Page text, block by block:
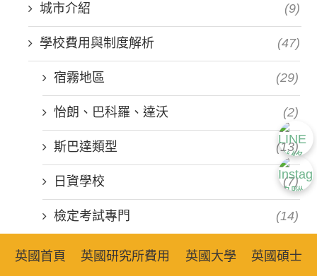
城市介紹 (9)
學校費用與制度解析 (47)
宿霧地區 (29)
怡朗、巴科羅、達沃 (2)
斯巴達類型 (13)
日資學校 (7)
檢定考試專門 (14)
渡假型校園 (12)
英國首頁 英國研究所費用 英國大學 英國碩士